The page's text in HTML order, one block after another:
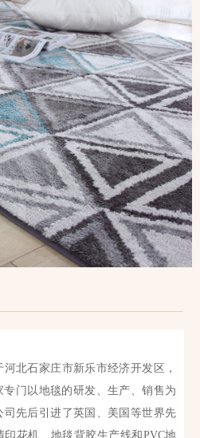
北石家庄市新乐市经济开发区，
专门以地毯的研发、生产、销售为
先后引进了英国、美国等世界先
花机、地毯背胶生产线和PVC地